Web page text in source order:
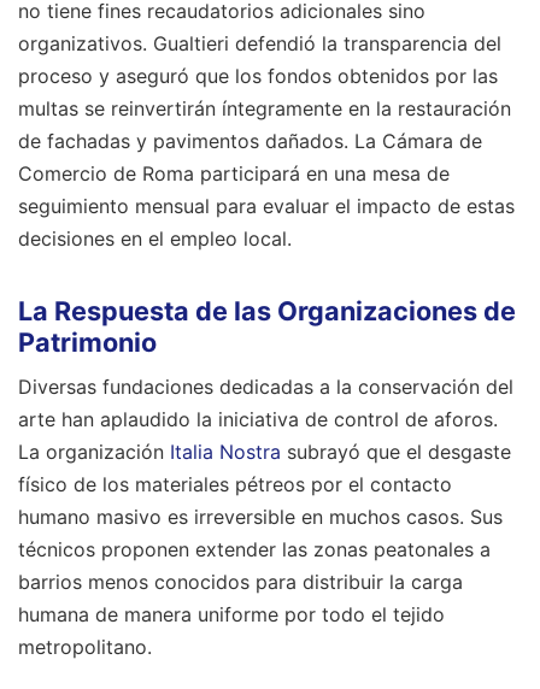
no tiene fines recaudatorios adicionales sino
organizativos. Gualtieri defendió la transparencia del
proceso y aseguró que los fondos obtenidos por las
multas se reinvertirán íntegramente en la restauración
de fachadas y pavimentos dañados. La Cámara de
Comercio de Roma participará en una mesa de
seguimiento mensual para evaluar el impacto de estas
decisiones en el empleo local.
La Respuesta de las Organizaciones de
Patrimonio
Diversas fundaciones dedicadas a la conservación del
arte han aplaudido la iniciativa de control de aforos.
La organización Italia Nostra subrayó que el desgaste
físico de los materiales pétreos por el contacto
humano masivo es irreversible en muchos casos. Sus
técnicos proponen extender las zonas peatonales a
barrios menos conocidos para distribuir la carga
humana de manera uniforme por todo el tejido
metropolitano.